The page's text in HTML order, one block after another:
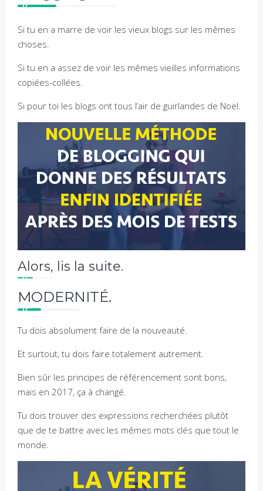
Si tu en a marre de voir les vieux blogs sur les mêmes
choses.
Si tu en a assez de voir les mêmes vieilles informations
copiées-collées.
Si pour toi les blogs ont tous l’air de guirlandes de Noël.
Alors, lis la suite.
MODERNITÉ.
Tu dois absolument faire de la nouveauté.
Et surtout, tu dois faire totalement autrement.
Bien sûr les principes de référencement sont bons,
mais en 2017, ça à changé.
Tu dois trouver des expressions recherchées plutôt
que de te battre avec les mêmes mots clés que tout le
monde.